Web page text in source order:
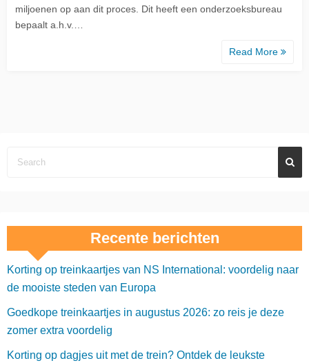
miljoenen op aan dit proces. Dit heeft een onderzoeksbureau
bepaalt a.h.v.…
Read More
Recente berichten
Korting op treinkaartjes van NS International: voordelig naar
de mooiste steden van Europa
Goedkope treinkaartjes in augustus 2026: zo reis je deze
zomer extra voordelig
Korting op dagjes uit met de trein? Ontdek de leukste